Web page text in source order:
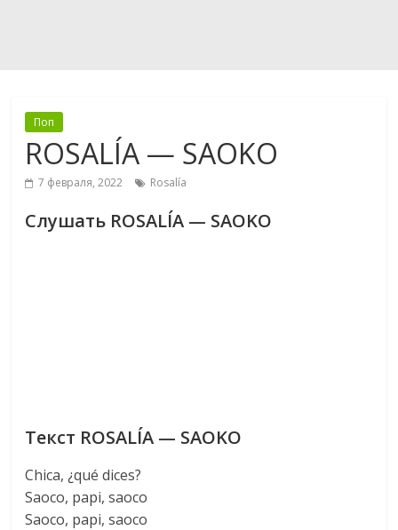
Поп
ROSALÍA — SAOKO
7 февраля, 2022 Rosalía
Слушать ROSALÍA — SAOKO
Текст ROSALÍA — SAOKO
Chica, ¿qué dices?
Saoco, papi, saoco
Saoco, papi, saoco